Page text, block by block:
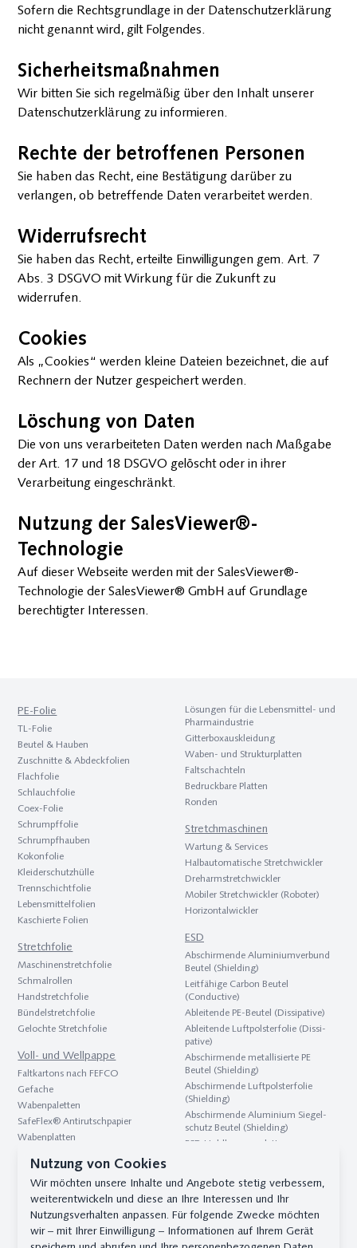
Sofern die Rechtsgrundlage in der Datenschutzerklärung
nicht genannt wird, gilt Folgendes.
Sicherheitsmaßnahmen
Wir bitten Sie sich regelmäßig über den Inhalt unserer
Datenschutzerklärung zu informieren.
Rechte der betroffenen Personen
Sie haben das Recht, eine Bestätigung darüber zu
verlangen, ob betreffende Daten verarbeitet werden.
Widerrufsrecht
Sie haben das Recht, erteilte Einwilligungen gem. Art. 7
Abs. 3 DSGVO mit Wirkung für die Zukunft zu
widerrufen.
Cookies
Als „Cookies“ werden kleine Dateien bezeichnet, die auf
Rechnern der Nutzer gespeichert werden.
Löschung von Daten
Die von uns verarbeiteten Daten werden nach Maßgabe
der Art. 17 und 18 DSGVO gelöscht oder in ihrer
Verarbeitung eingeschränkt.
Nutzung der SalesViewer®-
Technologie
Auf dieser Webseite werden mit der SalesViewer®-
Technologie der SalesViewer® GmbH auf Grundlage
berechtigter Interessen.
Nutzung von Cookies
Wir möchten unsere Inhalte und Angebote stetig verbessern,
weiterentwickeln und diese an Ihre Interessen und Ihr
Nutzungsverhalten anpassen. Für folgende Zwecke möchten
wir – mit Ihrer Einwilligung – Informationen auf Ihrem Gerät
PE-Folie
TL-Folie
Beutel & Hauben
Zuschnitte & Abdeckfolien
Flach­folie
Schlauch­folie
Coex-Folie
Schrumpf­folie
Schrumpf­hauben
Kokon­folie
Kleider­schutz­hülle
Trenn­schicht­folie
Lebens­mittel­folien
Kaschierte Folien
Stretch­folie
Maschinen­stretch­folie
Schmal­rollen
Hand­stretch­folie
Bündel­stretch­folie
Gelochte Stretch­folie
Voll- und Wellpappe
Faltkartons nach FEFCO
Gefache
Waben­paletten
SafeFlex® Antirutschpapier
Waben­platten
Hohlkammer­platte
B1 Platten
Gefache
Zwischenlagen und Zuschnitte
Lösungen für die Lebens­mittel- und
Pharma­industrie
Gitterbox­aus­kleidung
Waben- und Strukturplatten
Faltschachteln
Bedruckbare Platten
Ronden
Stretch­maschinen
Wartung & Services
Halbautomatische Stretchwickler
Dreh­arm­stretch­wickler
Mobiler Stretchwickler (Roboter)
Hori­zontal­wickler
ESD
Abschir­mende Aluminium­verbund
Beutel (Shielding)
Leitfähige Carbon Beutel
(Conductive)
Ableitende PE-Beutel (Dissipative)
Ableitende Luft­polster­folie (Dissi­
pative)
Abschirmende metallisierte PE
Beutel (Shielding)
Abschirmende Luftpolsterfolie
(Shielding)
Abschirmende Aluminium Siegel­
schutz Beutel (Shielding)
Trocken­mittel
Trockenmittel für Transport und
Lagerung
Container Trockenmittel